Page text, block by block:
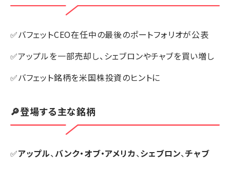
✅バフェットCEO在任中の最後のポートフォリオが公表
✅アップルを一部売却し、シェブロンやチャブを買い増し
✅バフェット銘柄を米国株投資のヒントに
🔎登場する主な銘柄
✅アップル、バンク・オブ・アメリカ、シェブロン、チャブ